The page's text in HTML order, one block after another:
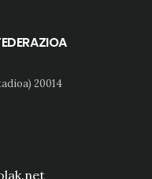
20014